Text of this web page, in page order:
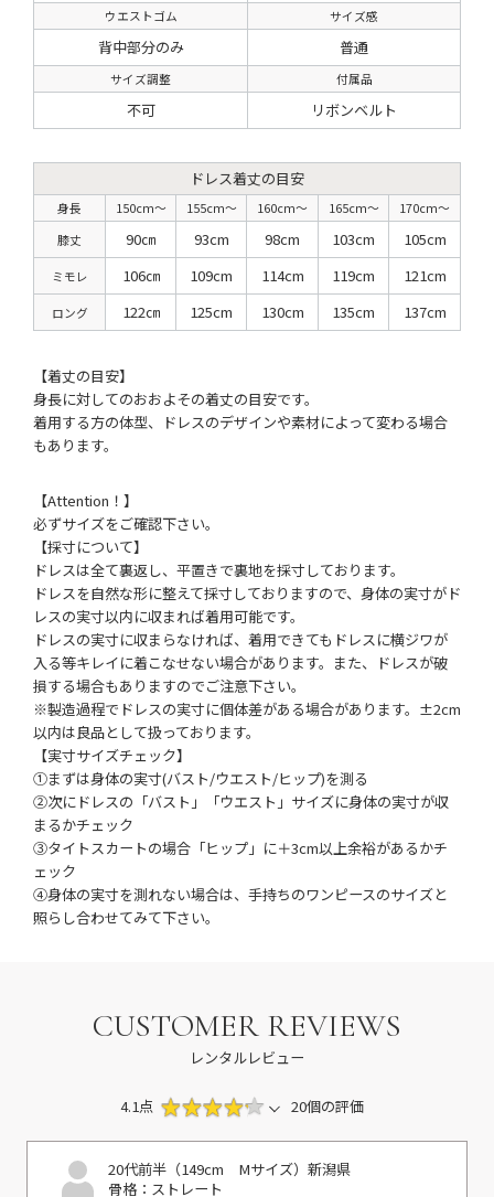
ウエストゴム サイズ感
背中部分のみ 普通
サイズ調整 付属品
不可 リボンベルト
ドレス着丈の目安
身長 150cm〜 155cm〜 160cm〜 165cm〜
170cm〜
膝丈
90㎝ 93cm 98cm 103cm 105cm
ミモレ 106㎝ 109cm 114cm 119cm 121cm
ロング 122㎝ 125cm 130cm 135cm 137cm
【着丈の目安】
身長に対してのおおよその着丈の目安です。
着用する方の体型、ドレスのデザインや素材によって変わる場合
もあります。
【Attention！】
必ずサイズをご確認下さい。
【採寸について】
ドレスは全て裏返し、平置きで裏地を採寸しております。
ドレスを自然な形に整えて採寸しておりますので、身体の実寸がド
レスの実寸以内に収まれば着用可能です。
ドレスの実寸に収まらなければ、着用できてもドレスに横ジワが
入る等キレイに着こなせない場合があります。また、ドレスが破
損する場合もありますのでご注意下さい。
※製造過程でドレスの実寸に個体差がある場合があります。±2cm
以内は良品として扱っております。
【実寸サイズチェック】
①まずは身体の実寸(バスト/ウエスト/ヒップ)を測る
②次にドレスの「バスト」「ウエスト」サイズに身体の実寸が収
まるかチェック
③タイトスカートの場合「ヒップ」に＋3cm以上余裕があるかチ
ェック
④身体の実寸を測れない場合は、手持ちのワンピースのサイズと
照らし合わせてみて下さい。
CUSTOMER REVIEWS
レンタルレビュー
4.1点 20個の評価
20代前半（149cm Mサイズ） 新潟県
骨格：ストレート